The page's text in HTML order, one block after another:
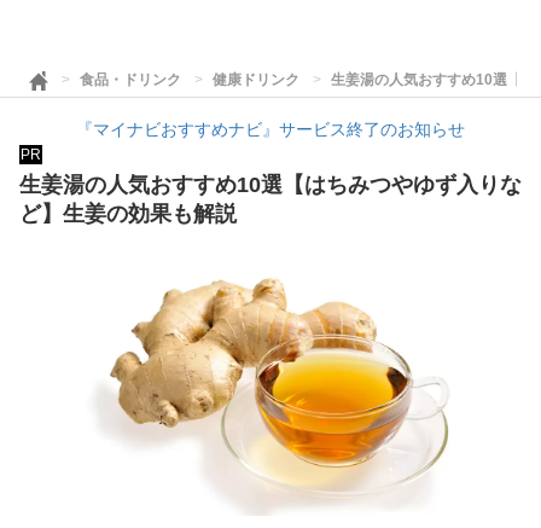
食品・ドリンク 健康ドリンク 生姜湯の人気おすすめ10選【
『マイナビおすすめナビ』サービス終了のお知らせ
PR
生姜湯の人気おすすめ10選【はちみつやゆず入りな
ど】生姜の効果も解説